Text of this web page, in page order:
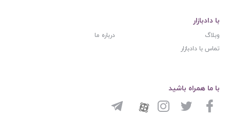
با دادبازار
وبلاگ
درباره ما
تماس با دادبازار
با ما همراه باشید